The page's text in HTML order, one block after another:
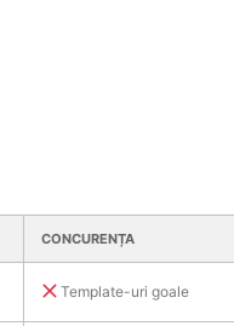
CONCURENȚA
Template-uri goale